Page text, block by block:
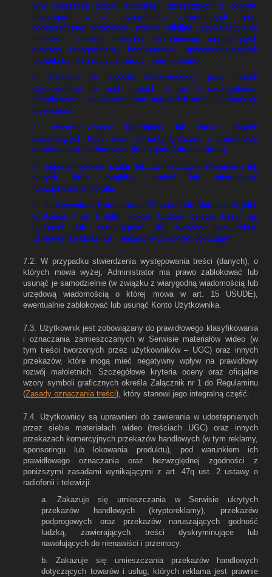
tym zwłaszcza prawo autorskie), sprzecznych z dobrymi
obyczajami, a w szczególności zawierających treści
pornograficzne, obrażające uczucia religijne, wzywających do
nienawiści rasowej, etnicznej, wyznaniowej, propagujących
piractwo fonograficzne, komputerowe, upowszechniających
techniki łamania danych, wirusy i inne podobne,
b. działania w sposób nienaruszający praw innych
Użytkowników lub osób trzecich, w tym w szczególności
majątkowych i osobistych praw autorskich oraz ich prawa do
prywatności,
c. niezamieszczania Materiałów lub innych danych
zawierających treści oraz elementy graficzne o charakterze
komercyjnym, reklamowym (bez zgody Administratora),
d. niepodejmowania działań lub zamieszczania Materiałów lub
danych, które mogłyby utrudnić lub uniemożliwić
funkcjonowanie Portalu,
e. nieużywania w Komentarzach/Postach lub Materiałach (albo
w Koncie / na Profilu) nicków, tytułów, opisów, treści itp.
będących lub nawiązujących do wyrazów powszechnie
uznanych za obraźliwe i niezgodne z dobrymi obyczajami.
7.2. W przypadku stwierdzenia występowania treści (danych), o
których mowa wyżej, Administrator ma prawo zablokować lub
usunąć je samodzielnie (w związku z wiarygodną wiadomością lub
urzędową wiadomością o której mowa w art. 15 UŚUDE),
ewentualnie zablokować lub usunąć Konto Użytkownika.
7.3. Użytkownik jest zobowiązany do prawidłowego klasyfikowania
i oznaczania zamieszczanych w Serwisie materiałów wideo (w
tym treści tworzonych przez użytkowników – UGC) oraz innych
przekazów, które mogą mieć negatywny wpływ na prawidłowy
rozwój małoletnich. Szczegółowe kryteria oceny oraz oficjalne
wzory symboli graficznych określa Załącznik nr 1 do Regulaminu
(Zasady oznaczania treści), który stanowi jego integralną część.
7.4. Użytkownicy są uprawnieni do zawierania w udostępnianych
przez siebie materiałach wideo (treściach UGC) oraz innych
przekazach komercyjnych przekazów handlowych (w tym reklamy,
sponsoringu lub lokowania produktu), pod warunkiem ich
prawidłowego oznaczania oraz bezwzględnej zgodności z
poniższymi zasadami wynikającymi z art. 47q ust. 2 ustawy o
radiofonii i telewizji:
a. Zakazuje się umieszczania w Serwisie ukrytych
przekazów handlowych (kryptoreklamy), przekazów
podprogowych oraz przekazów naruszających godność
ludzką, zawierających treści dyskryminujące lub
nawołujących do nienawiści i przemocy.
b. Zakazuje się umieszczania przekazów handlowych
dotyczących towarów i usług, których reklama jest prawnie